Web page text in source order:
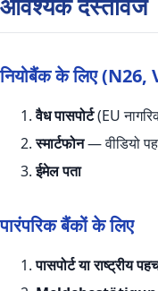
नियोबैंक के लिए
वैध पासपोर्ट(EU
स्मार्टफोन— वीडियो
ईमेल पता
पारंपरिक बैंकों के लिए
पासपोर्ट या राष्ट्रीय